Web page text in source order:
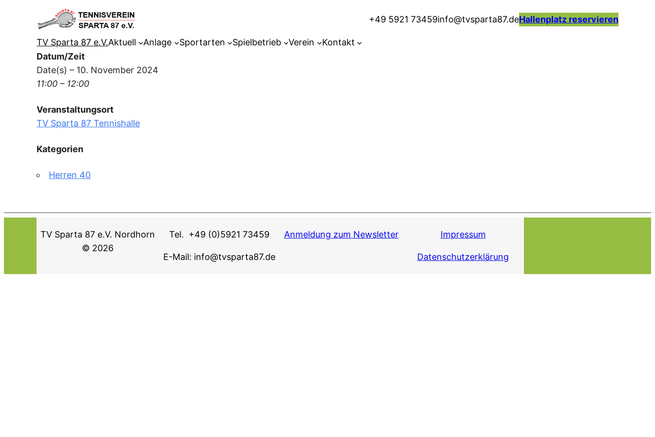
springen
+49 5921 73459info@tvsparta87.deHallenplatz reservieren
TV Sparta 87 e.V.Aktuell Anlage Sportarten Spielbetrieb Verein
Kontakt
Datum/Zeit
Date(s) – 10. November 2024
11:00 – 12:00
Veranstaltungsort
TV Sparta 87 Tennishalle
Kategorien
Herren 40
TV Sparta 87 e.V. Nordhorn
© 2026
Tel. +49 (0)5921 73459
E-Mail: info@tvsparta87.de
Anmeldung zum Newsletter Impressum
Datenschutzerklärung